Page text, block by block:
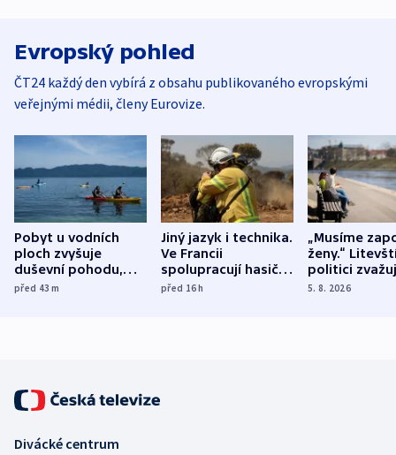
Evropský pohled
ČT24 každý den vybírá z obsahu publikovaného evropskými
veřejnými médii, členy Eurovize.
Pobyt u vodních
ploch zvyšuje
duševní pohodu,
ukázala
před 43m
Jiný jazyk i technika.
Ve Francii
spolupracují hasiči z
různých zemí
před 16h
„Musíme
ženy.“
politici
dohodu o
5. 8. 2026
Divácké centrum